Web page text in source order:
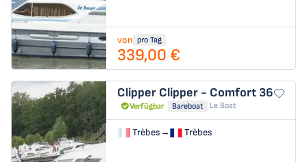
von pro Tag
339,00 €
Clipper Clipper - Comfort 36
Verfügbar Bareboat Le Boat
Trèbes→ Trèbes